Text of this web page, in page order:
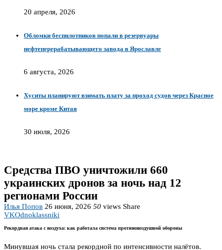
20 апреля, 2026
Обломки беспилотников попали в резервуары
нефтеперерабатывающего завода в Ярославле
6 августа, 2026
Хуситы планируют взимать плату за проход судов через Красное
море кроме Китая
30 июля, 2026
Средства ПВО уничтожили 660
украинских дронов за ночь над 12
регионами России
Илья Попов 26 июня, 2026 50 views Share
VKOdnoklassniki
Рекордная атака с воздуха: как работала система противовоздушной обороны
Минувшая ночь стала рекордной по интенсивности налётов.